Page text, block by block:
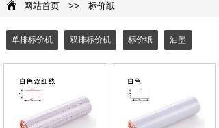
网站首页 >> 标价纸
单排标价机 双排标价机 标价纸 油墨